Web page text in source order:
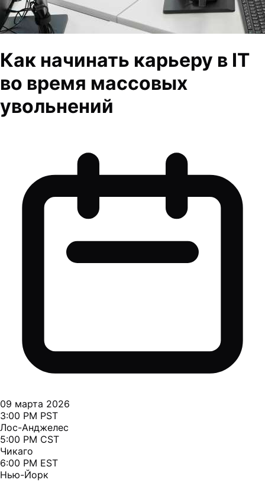
Как начинать карьеру в IT
во время массовых
увольнений
09 марта 2026
3:00 PM PST
Лос-Анджелес
5:00 PM CST
Чикаго
6:00 PM EST
Нью-Йорк